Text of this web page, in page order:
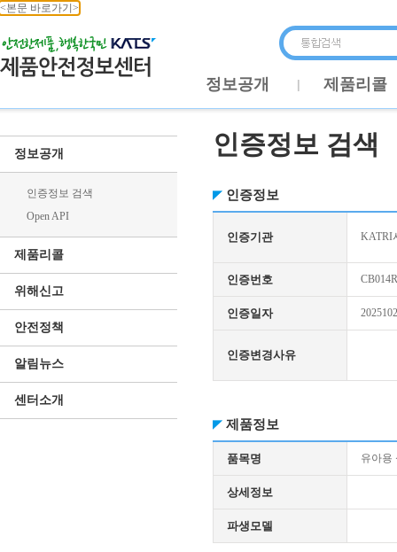
<본문 바로가기>
정보공개 제품리콜
정보공개
인증정보 검색
Open API
제품리콜
위해신고
안전정책
알림뉴스
센터소개
인증정보 검색
인증정보
인증기관 KATRI
인증번호
인증일자
인증변경사유
제품정보
품목명 유아용
상세정보
파생모델